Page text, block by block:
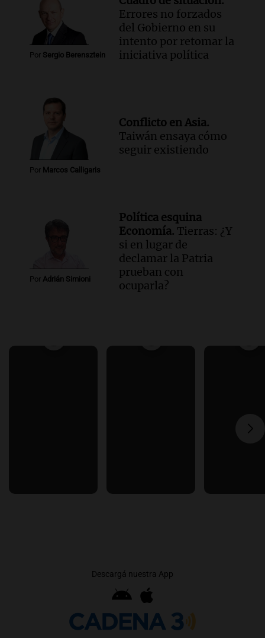
Por Sergio Berensztein
Errores no forzados
del Gobierno en su
intento por retomar la
iniciativa política
Por Marcos Calligaris
Conflicto en Asia.
Taiwán ensaya cómo
seguir existiendo
Por Adrián Simioni
Política esquina
Economía. Tierras: ¿Y
si en lugar de
declamar la Patria
prueban con
ocuparla?
Descargá nuestra App